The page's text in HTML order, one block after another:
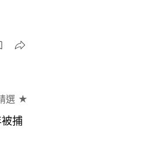
選 ★
捕